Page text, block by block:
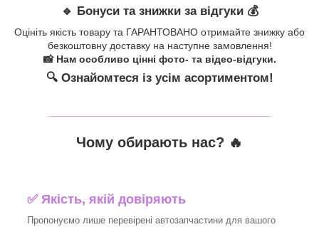
🔹 Бонуси та знижки за відгуки 💰
Оцініть якість товару та ГАРАНТОВАНО отримайте знижку або
безкоштовну доставку на наступне замовлення!
📸 Нам особливо цінні фото- та відео-відгуки.
🔍 Ознайомтеся із усім асортиментом!
Чому обирають нас? 🔥
✅ Якість, якій довіряють
Пропонуємо лише перевірені автозапчастини для вашого